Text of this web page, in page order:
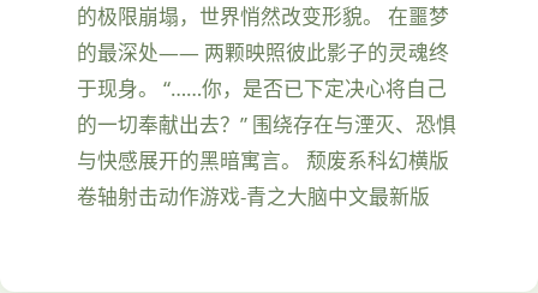
的极限崩塌，世界悄然改变形貌。 在噩梦
的最深处—— 两颗映照彼此影子的灵魂终
于现身。 “……你，是否已下定决心将自己
的一切奉献出去？” 围绕存在与湮灭、恐惧
与快感展开的黑暗寓言。 颓废系科幻横版
卷轴射击动作游戏-青之大脑中文最新版